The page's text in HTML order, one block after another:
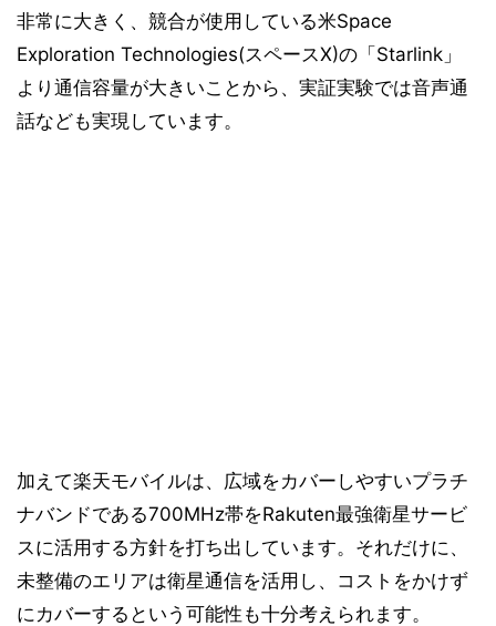
非常に大きく、競合が使用している米Space
Exploration Technologies(スペースX)の「Starlink」
より通信容量が大きいことから、実証実験では音声通
話なども実現しています。
加えて楽天モバイルは、広域をカバーしやすいプラチ
ナバンドである700MHz帯をRakuten最強衛星サービ
スに活用する方針を打ち出しています。それだけに、
未整備のエリアは衛星通信を活用し、コストをかけず
にカバーするという可能性も十分考えられます。